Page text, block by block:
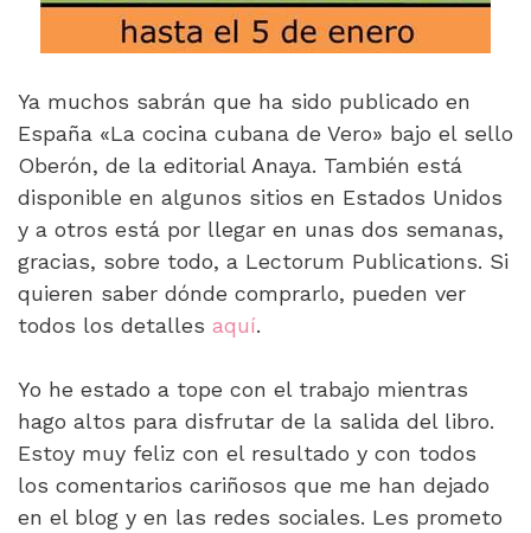
Ya muchos sabrán que ha sido publicado en
España «La cocina cubana de Vero» bajo el sello
Oberón, de la editorial Anaya. También está
disponible en algunos sitios en Estados Unidos
y a otros está por llegar en unas dos semanas,
gracias, sobre todo, a Lectorum Publications. Si
quieren saber dónde comprarlo, pueden ver
todos los detalles aquí.
Yo he estado a tope con el trabajo mientras
hago altos para disfrutar de la salida del libro.
Estoy muy feliz con el resultado y con todos
los comentarios cariñosos que me han dejado
en el blog y en las redes sociales. Les prometo